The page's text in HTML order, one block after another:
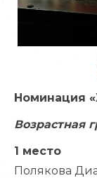
Номинация
Возрастная
1 место
Полякова